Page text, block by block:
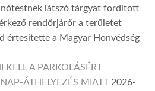
látszó tárgyat fordított
rendőrjárőr a területet
értesítette a Magyar Honvédség
A PARKOLÁSÉRT
ÁTHELYEZÉS MIATT 2026-